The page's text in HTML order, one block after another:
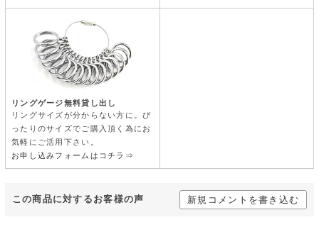
リングゲージ無料貸し出し
リングサイズが分からない方に。ぴ
ったりのサイズでご購入頂く為にお
気軽にご活用下さい。
お申し込みフォームはコチラ⇒
この商品に対するお客様の声 新規コメントを書き込む